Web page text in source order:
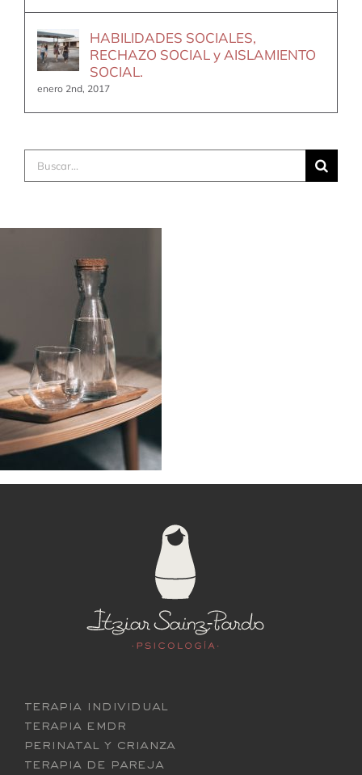
HABILIDADES SOCIALES,
RECHAZO SOCIAL y AISLAMIENTO
SOCIAL.
enero 2nd, 2017
Buscar:
terapia individual
terapia emdr
perinatal y crianza
terapia de pareja